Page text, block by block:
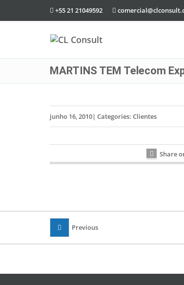
+55 21 21049592
MARTINS TEM Telecom
junho 16, 2010| Categories: Clientes
Share
Previous